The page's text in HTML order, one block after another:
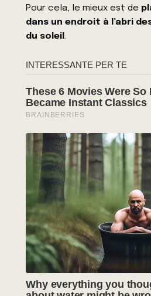
Pour cela, le mieux est de
dans un endroit à l’abri
du soleil.